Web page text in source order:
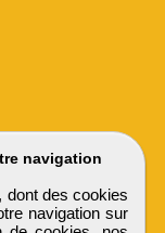
navigation
des cookies
navigation sur